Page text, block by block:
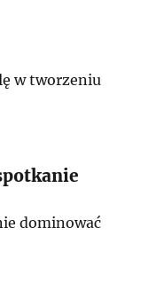
w tworzeniu
dominować